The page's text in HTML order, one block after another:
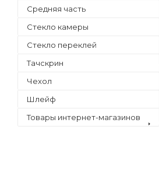
Средняя часть
Стекло камеры
Стекло переклей
Тачскрин
Чехол
Шлейф
Товары интернет-магазинов